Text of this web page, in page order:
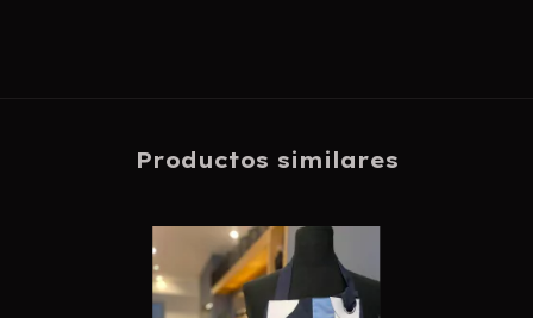
Productos similares